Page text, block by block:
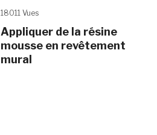
18011 Vues
Appliquer de la résine
mousse en revêtement
mural